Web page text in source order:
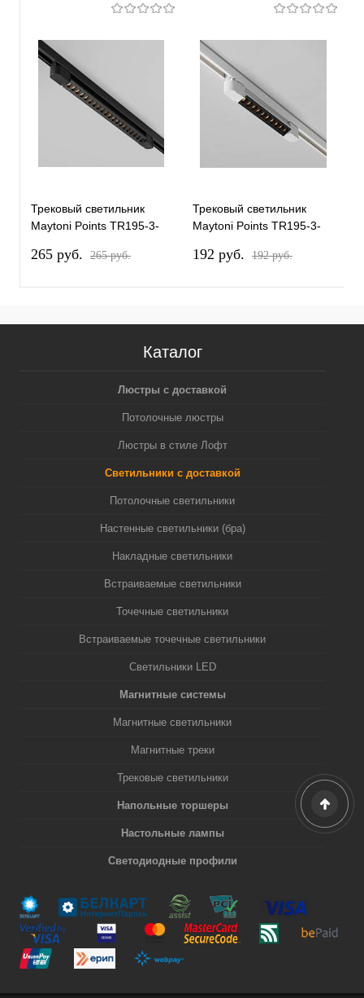
Трековый светильник
Maytoni Points TR195-3-
265 pуб. 265 pуб.
Трековый светильник
Maytoni Points TR195-3-
192 pуб. 192 pуб.
Каталог
Люстры с доставкой
Потолочные люстры
Люстры в стиле Лофт
Светильники с доставкой
Потолочные светильники
Настенные светильники (бра)
Накладные светильники
Встраиваемые светильники
Точечные светильники
Встраиваемые точечные светильники
Светильники LED
Магнитные системы
Магнитные светильники
Магнитные треки
Трековые светильники
Напольные торшеры
Настольные лампы
Светодиодные профили